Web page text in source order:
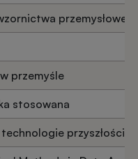
przemyśle
stosowana
technologie przyszłości